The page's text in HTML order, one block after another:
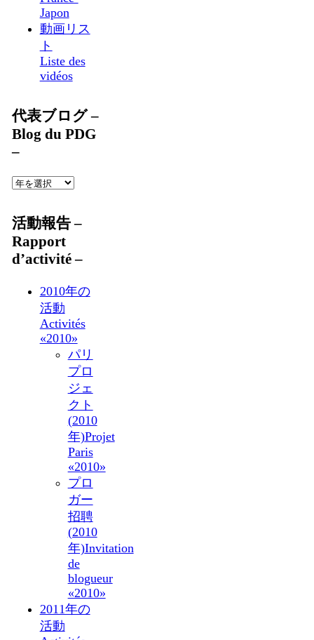
Japon
動画リス
ト
Liste des
vidéos
代表ブログ –
Blog du PDG
–
活動報告 –
Rapport
d’activité –
2010年の
活動
Activités
«2010»
パリ
プロ
ジェ
クト
(2010
年)Projet
Paris
«2010»
プロ
ガー
招聘
(2010
年)Invitation
de
blogueur
«2010»
2011年の
活動